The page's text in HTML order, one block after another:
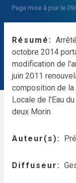
Page mise à jour le
Résumé
octobre 2014
modification de
juin 2011
composition de
Locale de l'Eau
deux Morin.
Auteur(s)
Diffuseur